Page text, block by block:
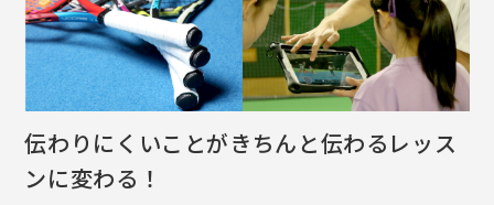
伝わりにくいことがきちんと伝わるレッス
ンに変わる！